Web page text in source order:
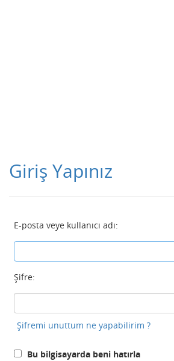
Giriş Yapınız
E-posta veye kullanıcı adı:
Şifre:
Şifremi unuttum ne yapabilirim ?
Bu bilgisayarda beni hatırla